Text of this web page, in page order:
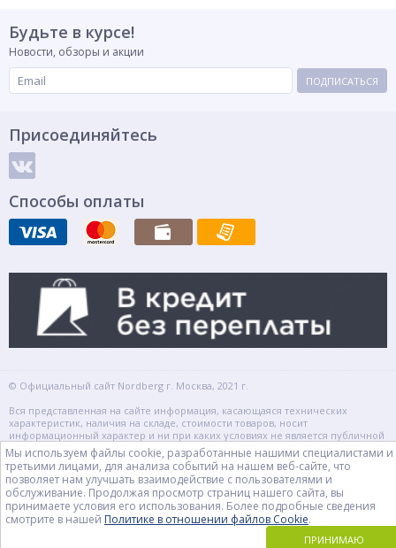
Будьте в курсе!
Новости, обзоры и акции
ПОДПИСАТЬСЯ
Присоединяйтесь
Способы оплаты
© Официальный сайт Nordberg г. Москва, 2021 г.
Вся представленная на сайте информация, касающаяся технических
характеристик, наличия на складе, стоимости товаров, носит
информационный характер и ни при каких условиях не является публичной
офертой, определяемой положениями Статьи 437(2) Гражданского кодекса
РФ.
Автосервисное и шиномонтажное оборудование Нордберг в г. Москве.
Россия, Москва, 2-й Капотнинский проезд, 2с2 info@nordaiberg.ru
тендеровtender@nordbergmsk.ru
Мы используем файлы cookie, разработанные нашими специалистами и
третьими лицами, для анализа событий на нашем веб-сайте, что
позволяет нам улучшать взаимодействие с пользователями и
обслуживание. Продолжая просмотр страниц нашего сайта, вы
принимаете условия его использования. Более подробные сведения
смотрите в нашей Политике в отношении файлов Cookie.
ПРИНИМАЮ